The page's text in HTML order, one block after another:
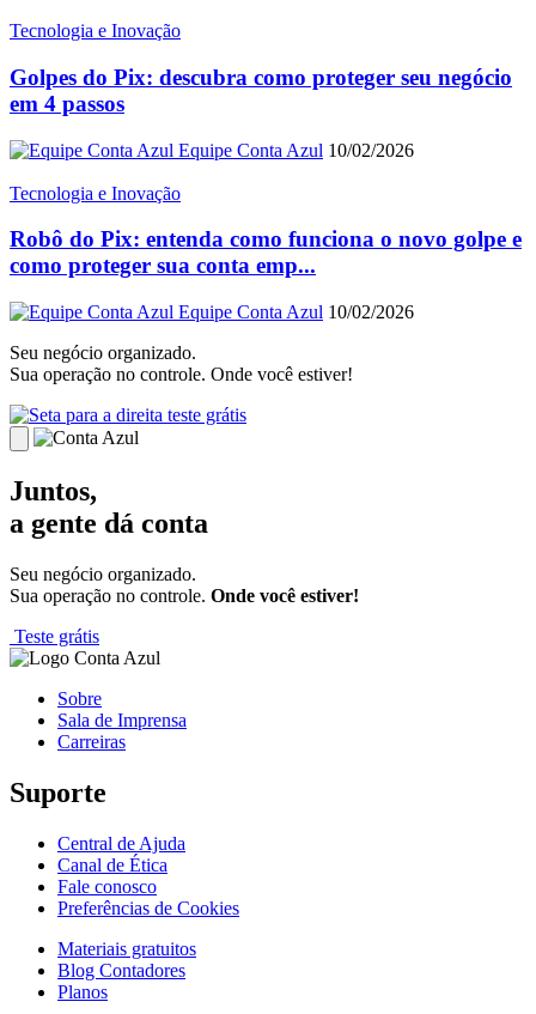
Tecnologia e Inovação
Golpes do Pix: descubra como proteger seu negócio
em 4 passos
Equipe Conta Azul 10/02/2026
Tecnologia e Inovação
Robô do Pix: entenda como funciona o novo golpe e
como proteger sua conta emp...
Equipe Conta Azul 10/02/2026
Seu negócio organizado.
Sua operação no controle. Onde você estiver!
teste grátis
Juntos,
a gente dá conta
Seu negócio organizado.
Sua operação no controle. Onde você estiver!
Teste grátis
Sobre
Sala de Imprensa
Carreiras
Suporte
Central de Ajuda
Canal de Ética
Fale conosco
Preferências de Cookies
Materiais gratuitos
Blog Contadores
Planos